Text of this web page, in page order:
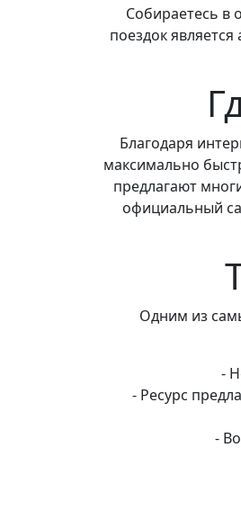
Собираетесь в
поездок
Благодаря
максимально
предлагают
официальный
Одним из
-
- Ресурс
-